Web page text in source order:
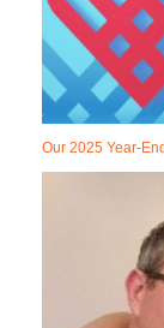
Our 2025 Year-